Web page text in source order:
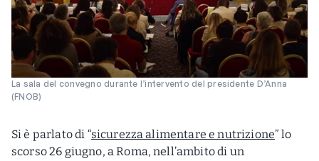
La sala del convegno durante l’intervento del presidente D’Anna
(FNOB)
Si è parlato di “sicurezza alimentare e nutrizione” lo
scorso 26 giugno, a Roma, nell’ambito di un